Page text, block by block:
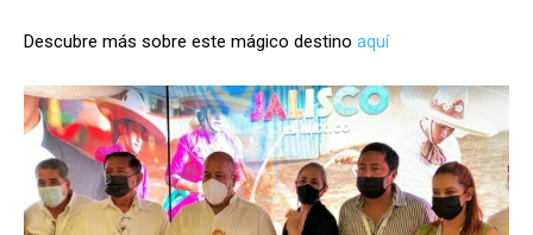
Descubre más sobre este mágico destino aquí